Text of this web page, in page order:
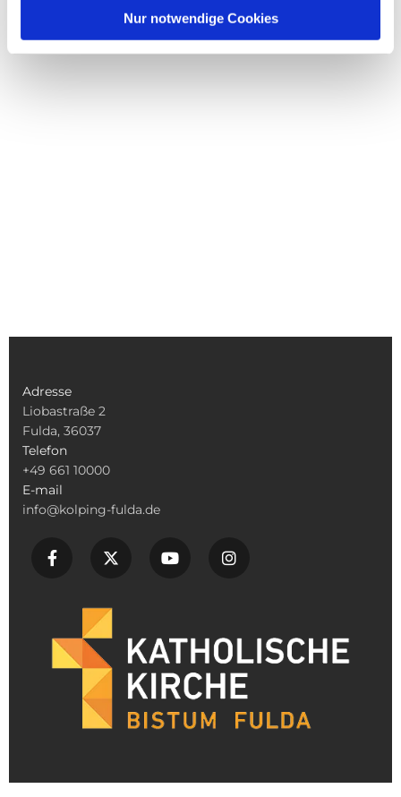
Nur notwendige Cookies
Adresse
Liobastraße 2
Fulda, 36037
Telefon
+49 661 10000
E-mail
info@kolping-fulda.de